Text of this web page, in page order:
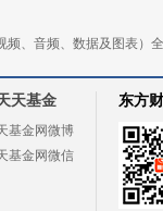
、音频、数据及图表）
天基金
基金网微博
基金网微信
东方